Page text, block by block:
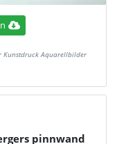
Kunstdruck Aquarellbilder
pinnwand